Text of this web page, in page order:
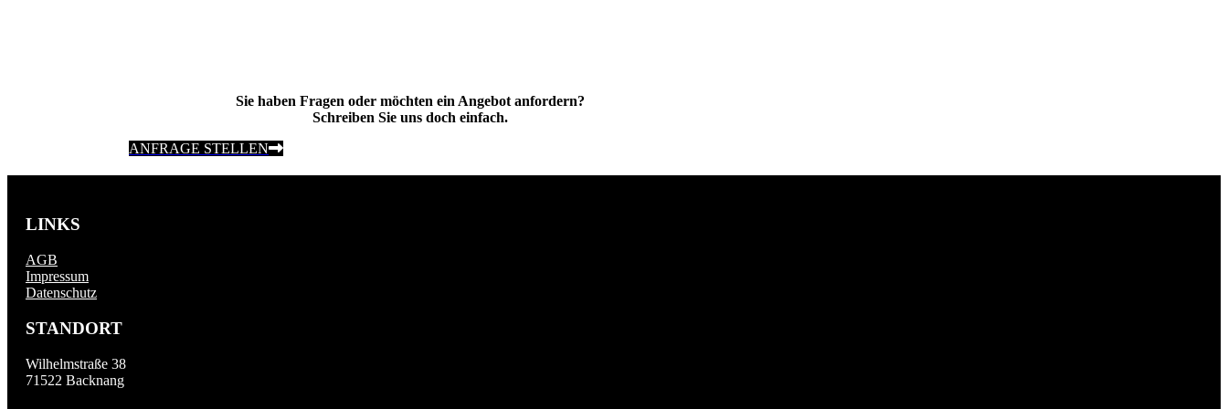
Sie haben Fragen oder möchten ein Angebot anfordern?
Schreiben Sie uns doch einfach.
ANFRAGE STELLEN
LINKS
AGB
Impressum
Datenschutz
STANDORT
Wilhelmstraße 38
71522 Backnang